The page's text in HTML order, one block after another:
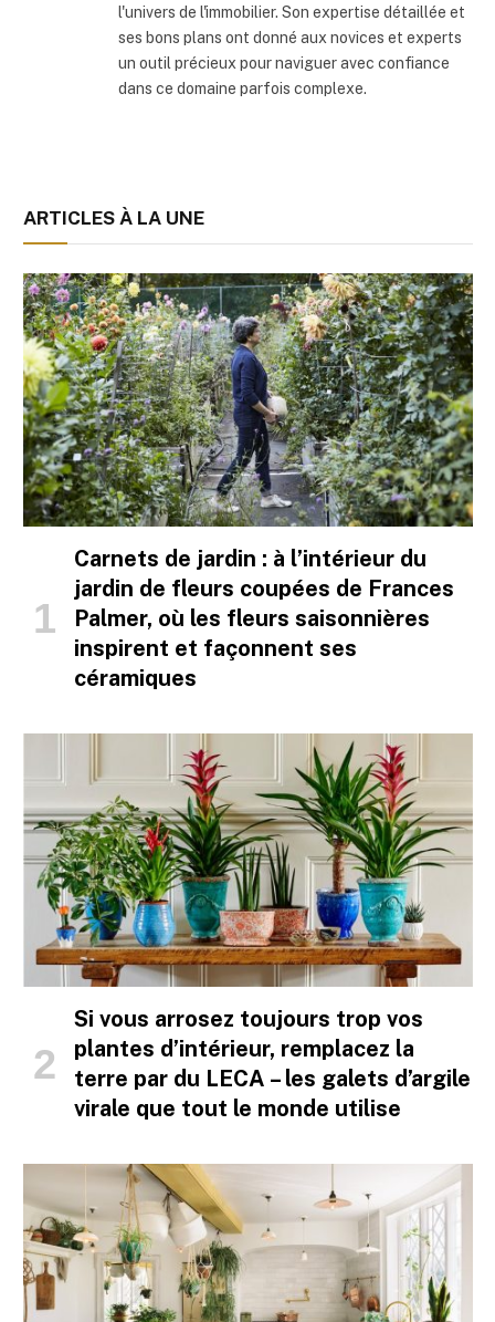
l'univers de l'immobilier. Son expertise détaillée et
ses bons plans ont donné aux novices et experts
un outil précieux pour naviguer avec confiance
dans ce domaine parfois complexe.
ARTICLES À LA UNE
Carnets de jardin : à l’intérieur du
jardin de fleurs coupées de Frances
Palmer, où les fleurs saisonnières
inspirent et façonnent ses
céramiques
Si vous arrosez toujours trop vos
plantes d’intérieur, remplacez la
terre par du LECA – les galets d’argile
virale que tout le monde utilise